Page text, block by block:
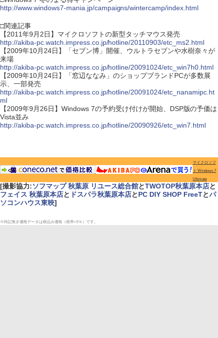
http://www.windows7-mania.jp/campaigns/wintercamp/index.html
□関連記事
【2011年9月2日】マイクロソフトの新型タッチマウス発売
http://akiba-pc.watch.impress.co.jp/hotline/20110903/etc_ms2.html
【2009年10月24日】「セブン博」開催、ウルトラセブンや水樹奈々が
来場
http://akiba-pc.watch.impress.co.jp/hotline/20091024/etc_win7h0.html
【2009年10月24日】「窓辺ななみ」のショップブランドPCが多数展
示、一部発売
http://akiba-pc.watch.impress.co.jp/hotline/20091024/etc_nanamipc.ht
ml
【2009年9月26日】Windows 7の予約受け付けが開始、DSP版の予価は
Vista並み
http://akiba-pc.watch.impress.co.jp/hotline/20090926/etc_win7.html
マイクロソフ
ト Windows 7
Ultimate
[撮影協力:ソフマップ 秋葉原 リユース総合館とTWOTOP秋葉原本店と
フェイス 秋葉原本店と ドスパラ秋葉原本店とPC DIY SHOP FreeTとパ
ソコンハウス東映]
※特記無き価格データは税込み価格（税率=5％）です。